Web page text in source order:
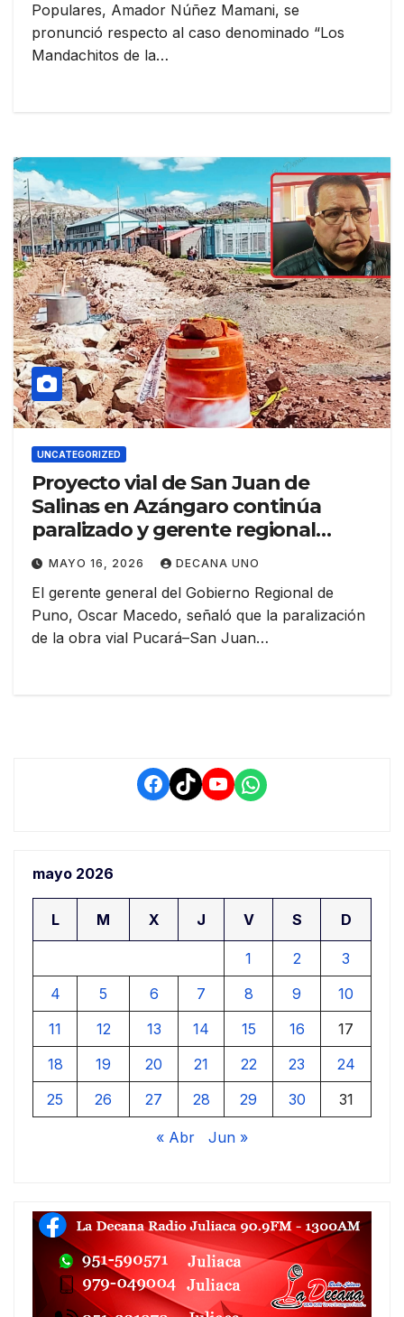
Populares, Amador Núñez Mamani, se
pronunció respecto al caso denominado “Los
Mandachitos de la…
UNCATEGORIZED
Proyecto vial de San Juan de
Salinas en Azángaro continúa
paralizado y gerente regional
atribuye situación al incremento
del combustible
MAYO 16, 2026 DECANA UNO
El gerente general del Gobierno Regional de
Puno, Oscar Macedo, señaló que la paralización
de la obra vial Pucará–San Juan…
Facebook
TikTokYouTube
WhatsApp
mayo 2026
L M X J V S D
1 2
3
4
5 6 7 8 9
10
11
12 13 14 15 16
17
18
19 20 21 22 23
24
25
26 27 28 29 30 31
« Abr Jun »